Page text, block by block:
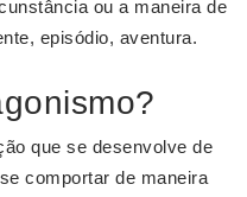
ou a maneira de
episódio, aventura.
que se desenvolve de
comportar de maneira